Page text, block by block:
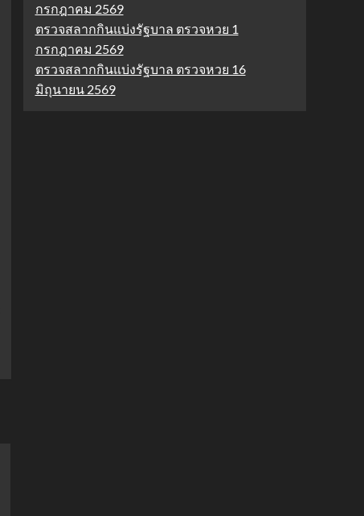
กรกฎาคม 2569
ตรวจสลากกินแบ่งรัฐบาล ตรวจหวย 1
กรกฎาคม 2569
ตรวจสลากกินแบ่งรัฐบาล ตรวจหวย 16
มิถุนายน 2569